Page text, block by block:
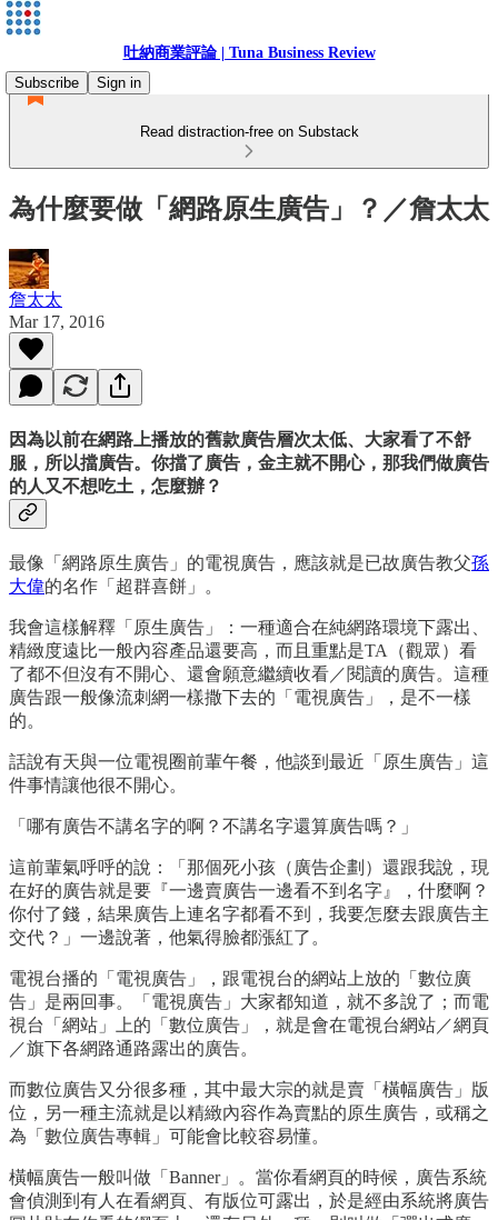
吐納商業評論 | Tuna Business Review
Subscribe
Sign in
Read distraction-free on Substack
為什麼要做「網路原生廣告」？／詹太太
詹太太
Mar 17, 2016
因為以前在網路上播放的舊款廣告層次太低、大家看了不舒
服，所以擋廣告。你擋了廣告，金主就不開心，那我們做廣告
的人又不想吃土，怎麼辦？
最像「網路原生廣告」的電視廣告，應該就是已故廣告教父孫
大偉的名作「超群喜餅」。
我會這樣解釋「原生廣告」：一種適合在純網路環境下露出、
精緻度遠比一般內容產品還要高，而且重點是TA（觀眾）看
了都不但沒有不開心、還會願意繼續收看／閱讀的廣告。這種
廣告跟一般像流刺網一樣撒下去的「電視廣告」，是不一樣
的。
話說有天與一位電視圈前輩午餐，他談到最近「原生廣告」這
件事情讓他很不開心。
「哪有廣告不講名字的啊？不講名字還算廣告嗎？」
這前輩氣呼呼的說：「那個死小孩（廣告企劃）還跟我說，現
在好的廣告就是要『一邊賣廣告一邊看不到名字』，什麼啊？
你付了錢，結果廣告上連名字都看不到，我要怎麼去跟廣告主
交代？」一邊說著，他氣得臉都漲紅了。
電視台播的「電視廣告」，跟電視台的網站上放的「數位廣
告」是兩回事。「電視廣告」大家都知道，就不多說了；而電
視台「網站」上的「數位廣告」，就是會在電視台網站／網頁
／旗下各網路通路露出的廣告。
而數位廣告又分很多種，其中最大宗的就是賣「橫幅廣告」版
位，另一種主流就是以精緻內容作為賣點的原生廣告，或稱之
為「數位廣告專輯」可能會比較容易懂。
橫幅廣告一般叫做「Banner」。當你看網頁的時候，廣告系統
會偵測到有人在看網頁、有版位可露出，於是經由系統將廣告